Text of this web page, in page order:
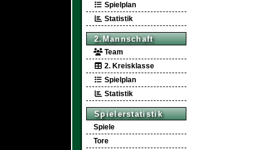
Spielplan
Statistik
2.Mannschaft
Team
2. Kreisklasse
Spielplan
Statistik
Spielerstatistik
Spiele
Tore